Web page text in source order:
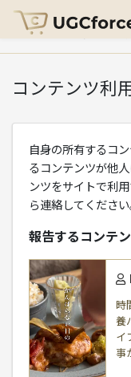
HOME > コンテンツ利
コンテンツ利
自身の所有するコ
るコンテンツが他
ンツをサイトで利
ら連絡してください
報告するコンテ
時
養
イ
事